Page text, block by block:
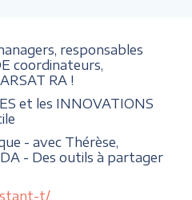
responsables
coordinateurs,
RA !
et les INNOVATIONS
- avec Thérèse,
- Des outils à partager
t/